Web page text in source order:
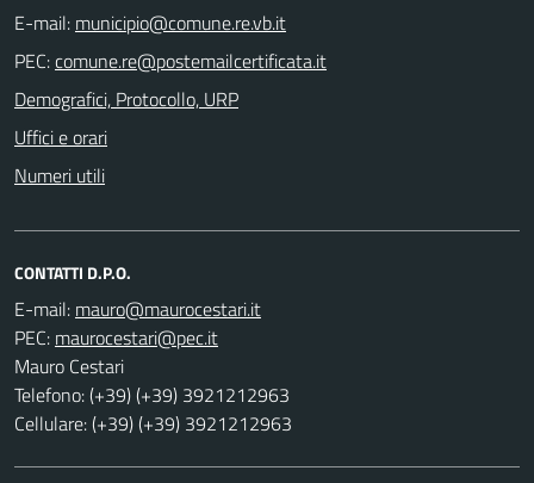
E-mail:
PEC:
Demografici, Protocollo, URP
Uffici e orari
Numeri utili
CONTATTI D.P.O.
E-mail:
PEC:
Mauro Cestari
Telefono: (+39) (+39) 3921212963
Cellulare: (+39) (+39) 3921212963